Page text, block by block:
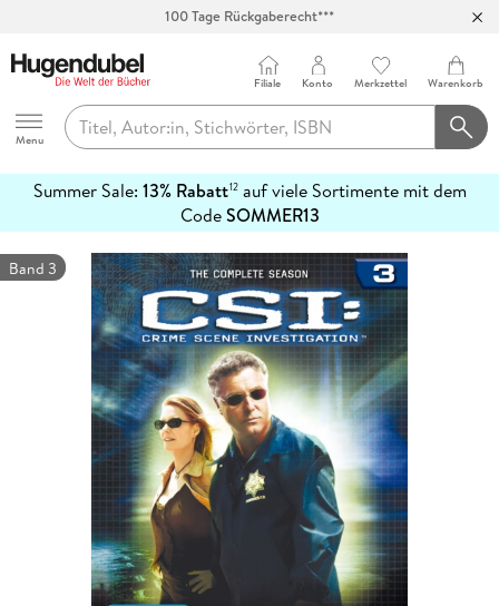
100 Tage Rückgaberecht***
Hugendubel
Menu
Filiale Konto Merkzettel Warenkorb
Summer Sale: 13% Rabatt12auf viele Sortimente mit dem
CodeSOMMER13
erfahren
Band 3